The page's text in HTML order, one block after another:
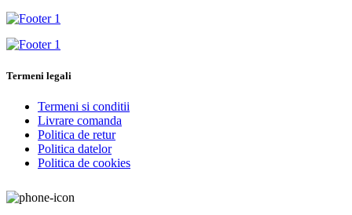
Termeni legali
Termeni si conditii
Livrare comanda
Politica de retur
Politica datelor
Politica de cookies